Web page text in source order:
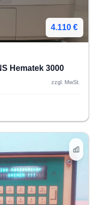
4.110 €
Hematek 3000
zzgl. MwSt.